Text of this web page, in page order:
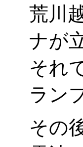
荒川
ナが
それ
ラン
その